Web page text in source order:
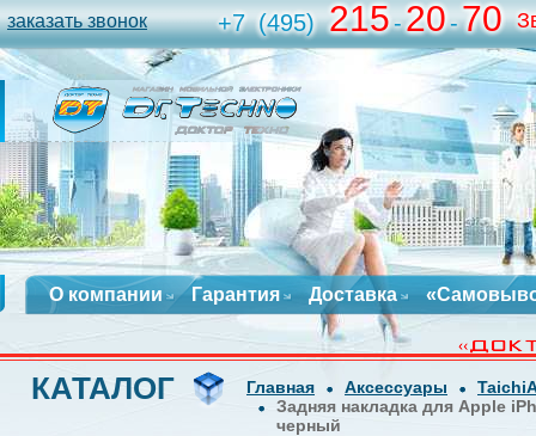
заказать звонок +7 (495) 215-20-70
О компании Гарантия Доставка
КАТАЛОГ Главная Аксессуары
Задняя накладка для Apple
черный